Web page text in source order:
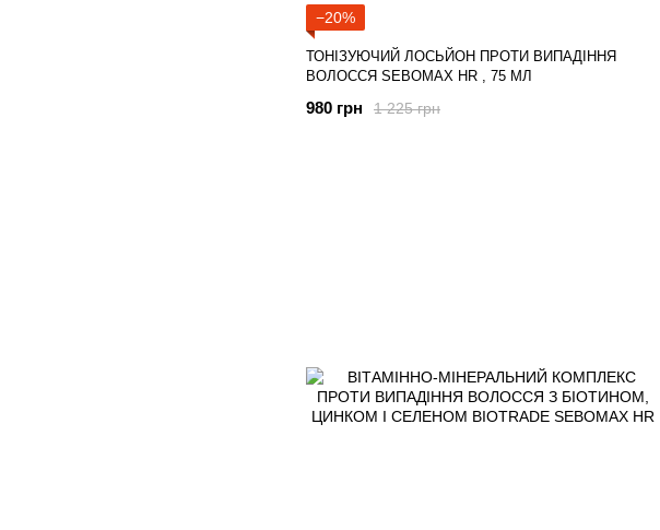
−20%
ТОНІЗУЮЧИЙ ЛОСЬЙОН ПРОТИ ВИПАДІННЯ
ВОЛОССЯ SEBOMAX HR , 75 МЛ
1 225 грн
980 грн